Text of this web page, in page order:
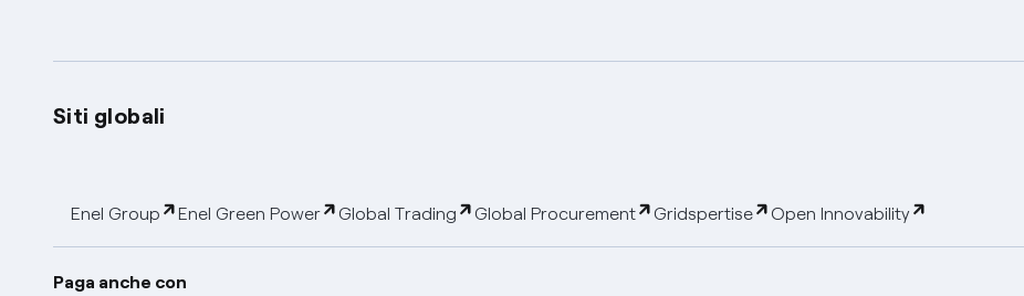
Siti globali
Enel Group Enel Green Power Global Trading Global Procurement Gridspertise Open Innovability
Paga anche con